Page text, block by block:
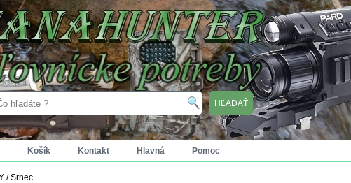
Košík Kontakt Hlavná Pomoc
/Srnec